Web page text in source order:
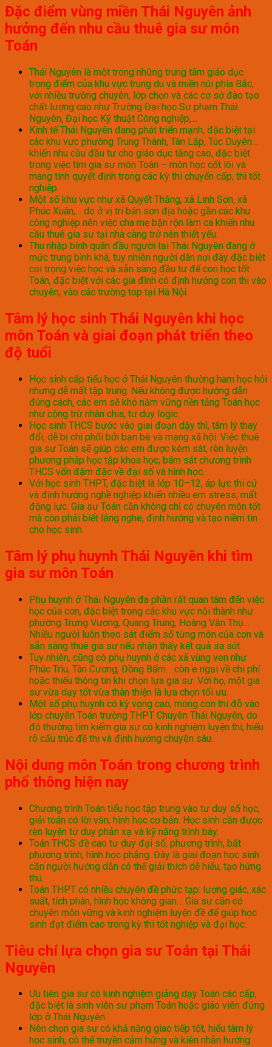
Đặc điểm vùng miền Thái Nguyên ảnh
hưởng đến nhu cầu thuê gia sư môn
Toán
Thái Nguyên là một trong những trung tâm giáo dục
trọng điểm của khu vực trung du và miền núi phía Bắc,
với nhiều trường chuyên, lớp chọn và các cơ sở đào tạo
chất lượng cao như Trường Đại học Sư phạm Thái
Nguyên, Đại học Kỹ thuật Công nghiệp,…
Kinh tế Thái Nguyên đang phát triển mạnh, đặc biệt tại
các khu vực phường Trung Thành, Tân Lập, Túc Duyên…
khiến nhu cầu đầu tư cho giáo dục tăng cao, đặc biệt
trong việc tìm gia sư môn Toán – môn học cốt lõi và
mang tính quyết định trong các kỳ thi chuyển cấp, thi tốt
nghiệp.
Một số khu vực như xã Quyết Thắng, xã Linh Sơn, xã
Phúc Xuân,… do ở vị trí bán sơn địa hoặc gần các khu
công nghiệp nên việc cha mẹ bận rộn làm ca khiến nhu
cầu thuê gia sư tại nhà càng trở nên thiết yếu.
Thu nhập bình quân đầu người tại Thái Nguyên đang ở
mức trung bình khá, tuy nhiên người dân nơi đây đặc biệt
coi trọng việc học và sẵn sàng đầu tư để con học tốt
Toán, đặc biệt với các gia đình có định hướng con thi vào
chuyên, vào các trường top tại Hà Nội.
Tâm lý học sinh Thái Nguyên khi học
môn Toán và giai đoạn phát triển theo
độ tuổi
Học sinh cấp tiểu học ở Thái Nguyên thường ham học hỏi
nhưng dễ mất tập trung. Nếu không được hướng dẫn
đúng cách, các em sẽ khó nắm vững nền tảng Toán học
như cộng trừ nhân chia, tư duy logic.
Học sinh THCS bước vào giai đoạn dậy thì, tâm lý thay
đổi, dễ bị chi phối bởi bạn bè và mạng xã hội. Việc thuê
gia sư Toán sẽ giúp các em được kèm sát, rèn luyện
phương pháp học tập khoa học, bám sát chương trình
THCS vốn đậm đặc về đại số và hình học.
Với học sinh THPT, đặc biệt là lớp 10–12, áp lực thi cử
và định hướng nghề nghiệp khiến nhiều em stress, mất
động lực. Gia sư Toán cần không chỉ có chuyên môn tốt
mà còn phải biết lắng nghe, định hướng và tạo niềm tin
cho học sinh.
Tâm lý phụ huynh Thái Nguyên khi tìm
gia sư môn Toán
Phụ huynh ở Thái Nguyên đa phần rất quan tâm đến việc
học của con, đặc biệt trong các khu vực nội thành như
phường Trưng Vương, Quang Trung, Hoàng Văn Thụ…
Nhiều người luôn theo sát điểm số từng môn của con và
sẵn sàng thuê gia sư nếu nhận thấy kết quả sa sút.
Tuy nhiên, cũng có phụ huynh ở các xã vùng ven như
Phúc Trìu, Tân Cương, Đồng Bẩm… còn e ngại về chi phí
hoặc thiếu thông tin khi chọn lựa gia sư. Với họ, một gia
sư vừa dạy tốt vừa thân thiện là lựa chọn tối ưu.
Một số phụ huynh có kỳ vọng cao, mong con thi đỗ vào
lớp chuyên Toán trường THPT Chuyên Thái Nguyên, do
đó thường tìm kiếm gia sư có kinh nghiệm luyện thi, hiểu
rõ cấu trúc đề thi và định hướng chuyên sâu.
Nội dung môn Toán trong chương trình
phổ thông hiện nay
Chương trình Toán tiểu học tập trung vào tư duy số học,
giải toán có lời văn, hình học cơ bản. Học sinh cần được
rèn luyện tư duy phản xạ và kỹ năng trình bày.
Toán THCS đề cao tư duy đại số, phương trình, bất
phương trình, hình học phẳng. Đây là giai đoạn học sinh
cần người hướng dẫn có thể giải thích dễ hiểu, tạo hứng
thú.
Toán THPT có nhiều chuyên đề phức tạp: lượng giác, xác
suất, tích phân, hình học không gian… Gia sư cần có
chuyên môn vững và kinh nghiệm luyện đề để giúp học
sinh đạt điểm cao trong kỳ thi tốt nghiệp và đại học.
Tiêu chí lựa chọn gia sư Toán tại Thái
Nguyên
Ưu tiên gia sư có kinh nghiệm giảng dạy Toán các cấp,
đặc biệt là sinh viên sư phạm Toán hoặc giáo viên đứng
lớp ở Thái Nguyên.
Nên chọn gia sư có khả năng giao tiếp tốt, hiểu tâm lý
học sinh, có thể truyền cảm hứng và kiên nhẫn hướng